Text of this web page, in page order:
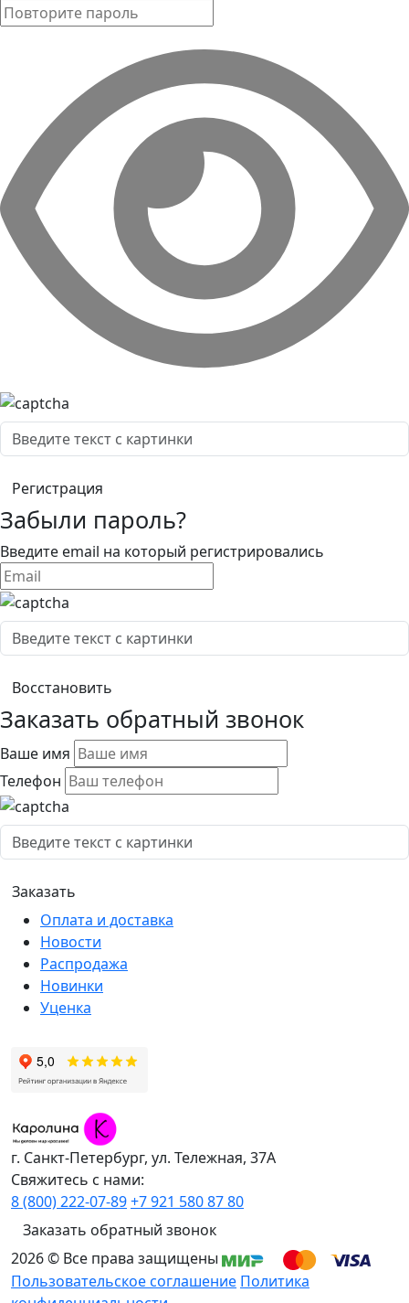
Забыли пароль?
Введите email на который регистрировались
Заказать обратный звонок
Ваше имя
Телефон
Оплата и доставка
Новости
Распродажа
Новинки
Уценка
г. Санкт-Петербург, ул. Тележная, 37А
Свяжитесь с нами:
8 (800) 222-07-89+7 921 580 87 80
Заказать обратный звонок
2026 © Все права защищены
Пользовательское соглашение Политика